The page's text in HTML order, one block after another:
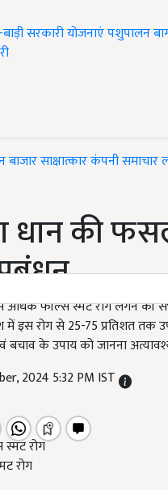
सरकारी योजनाएंपशुपालन
बाजारसाक्षात्कारकंपनी समाचार
धान की
फॉल्स स्मट रोग लगने की
में इस रोग से 25-75 प्रतिशत
के उपाय को जानना
2024 5:32 PM IST
रोग